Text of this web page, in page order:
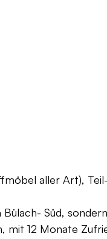
aller Art),
Süd,
12 Monate